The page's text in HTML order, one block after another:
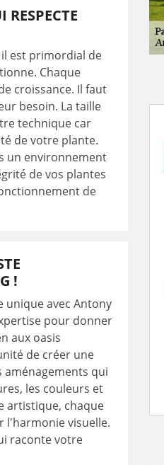
RESPECTE
il est primordial de
Chaque
croissance. Il faut
besoin. La taille
technique car
de votre plante.
un environnement
de vos plantes
de
!
unique avec Antony
pour donner
aux oasis
de créer une
qui
les couleurs et
artistique, chaque
l'harmonie visuelle.
raconte votre